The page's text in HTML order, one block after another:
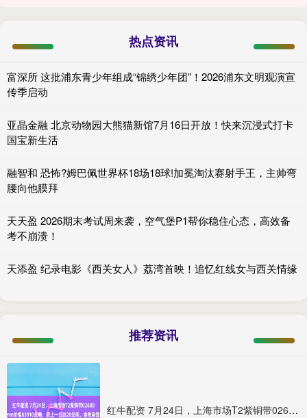
热点资讯
富深所 这批浦东青少年组成“锦绣少年团”！2026浦东文明观演宣
传季启动
亚晶金融 北京动物园大熊猫新馆7月16日开放！快来沉浸式打卡
国宝新生活
融智和 恐怖?姆巴佩世界杯18场18球!加冕淘汰赛射手王，主帅弯
腰向他膜拜
天天盈 2026期末考试周来袭，空气堡P1帮你稳住心态，高效备
考不崩溃！
天添盈 纪录电影《西关女人》荔湾首映！追忆红线女与西关情缘
推荐资讯
红牛配资 7月24日，上海市场T2紫铜带02600mm价格83910元吨，较上一日跌20元吨，含税自提。